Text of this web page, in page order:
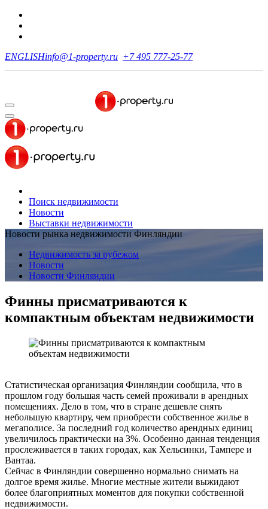
ENGLISHinfo@1-property.ru +7 495 777-25-77
Поиск недвижимости
Новости
Выставки недвижимости
Новости рынка недвижимости Финляндии
Недвижимость за рубежом
Новости
Новости Финляндии
Финны присматриваются к
компактным объектам недвижимости
Статистическая организация Финляндии сообщила, что в
прошлом году большая часть семей проживали в арендных
помещениях. Дело в том, что в стране дешевле снять
небольшую квартиру, чем приобрести собственное жилье в
мегаполисе. За последний год количество арендных единиц
увеличилось практически на 3%. Особенно данная тенденция
прослеживается в таких городах, как Хельсинки, Тампере и
Вантаа.
Сейчас в Финляндии совершенно нормально снимать на
долгое время жилье. Многие местные жители выжидают
более благоприятных моментов для покупки собственной
недвижимости.